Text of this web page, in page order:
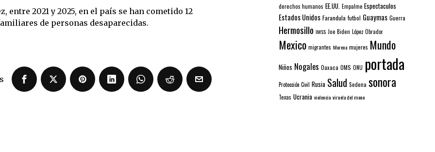
entre 2021 y 2025, en el país se han cometido 12
de personas desaparecidas.
derechos humanos EE.UU. Empalme Espectaculos
Estados Unidos Farandula futbol Guaymas Guerra
Hermosillo IMSS Joe Biden López Obrador
Mexico migrantes Morena mujeres Mundo
Niños Nogales Oaxaca OMS ONU portada
Protección Civil Rusia Salud Sedena sonora
Texas Ucrania violencia viruela del mono